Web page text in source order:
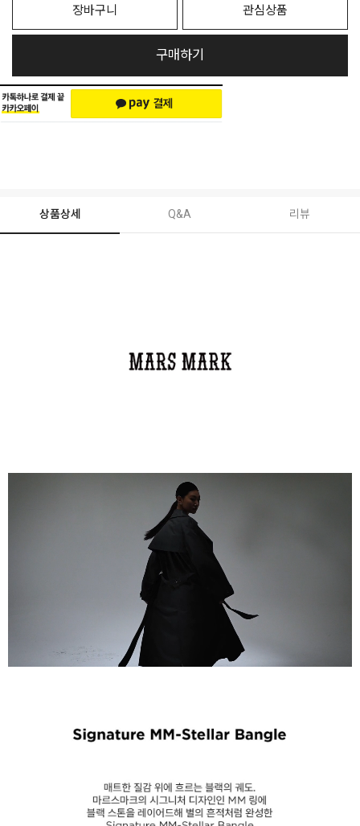
장바구니 관심상품
구매하기
상품상세 Q&A 리뷰